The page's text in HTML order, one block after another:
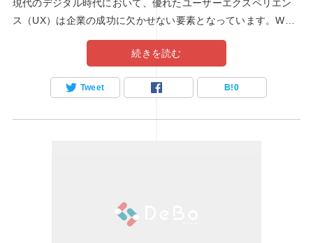
日からオンライン学習を始めて、未来の自分を作り上げましょ
現代のデジタル時代において、優れたユーザーエクスペリエン
ス（UX）は企業の成功に欠かせない要素となっています。Web
ディレクターは、ユーザーのニーズを深く理解し、革新的なア
プローチでデジタルプロジェクトを導く鍵となる存在です。本
レクターが採用するべき戦略や最新のトレンドについて探り、
続きを読む
Tweet B!0